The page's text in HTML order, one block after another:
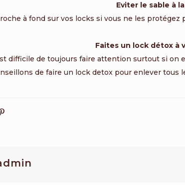
Eviter le sable à
à fond sur vos locks si vous ne les
Faites un lock détox à
difficile de toujours faire attention surtout si on
de faire un lock detox pour enlever tous